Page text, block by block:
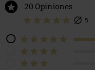
20 Opiniones
5